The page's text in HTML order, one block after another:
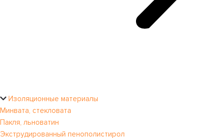
Изоляционные материалы
Минвата, стекловата
Пакля, льноватин
Экструдированный пенополистирол